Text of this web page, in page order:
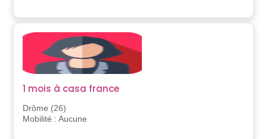
1 mois à casa france
Drôme (26)
Mobilité : Aucune